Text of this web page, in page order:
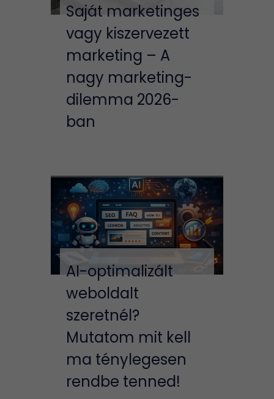
Saját marketinges
vagy kiszervezett
marketing – A
nagy marketing-
dilemma 2026-
ban
AI-optimalizált
weboldalt
szeretnél?
Mutatom mit kell
ma ténylegesen
rendbe tenned!